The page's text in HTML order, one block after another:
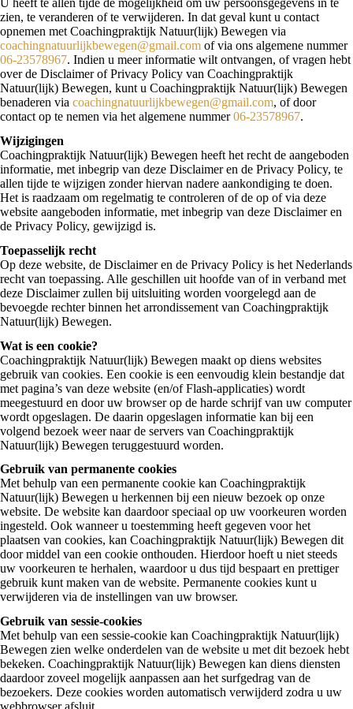
U heeft te allen tijde de mogelijkheid om uw persoonsgegevens in te
zien, te veranderen of te verwijderen. In dat geval kunt u contact
opnemen met Coachingpraktijk Natuur(lijk) Bewegen via
coachingnatuurlijkbewegen@gmail.com of via ons algemene nummer
06-23578967. Indien u meer informatie wilt ontvangen, of vragen hebt
over de Disclaimer of Privacy Policy van Coachingpraktijk
Natuur(lijk) Bewegen, kunt u Coachingpraktijk Natuur(lijk) Bewegen
benaderen via coachingnatuurlijkbewegen@gmail.com, of door
contact op te nemen via het algemene nummer06-23578967.
Wijzigingen
Coachingpraktijk Natuur(lijk) Bewegen heeft het recht de aangeboden
informatie, met inbegrip van deze Disclaimer en de Privacy Policy, te
allen tijde te wijzigen zonder hiervan nadere aankondiging te doen.
Het is raadzaam om regelmatig te controleren of de op of via deze
website aangeboden informatie, met inbegrip van deze Disclaimer en
de Privacy Policy, gewijzigd is.
Toepasselijk recht
Op deze website, de Disclaimer en de Privacy Policy is het Nederlands
recht van toepassing. Alle geschillen uit hoofde van of in verband met
deze Disclaimer zullen bij uitsluiting worden voorgelegd aan de
bevoegde rechter binnen het arrondissement van Coachingpraktijk
Natuur(lijk) Bewegen.
Wat is een cookie?
Coachingpraktijk Natuur(lijk) Bewegen maakt op diens websites
gebruik van cookies. Een cookie is een eenvoudig klein bestandje dat
met pagina’s van deze website (en/of Flash-applicaties) wordt
meegestuurd en door uw browser op de harde schrijf van uw computer
wordt opgeslagen. De daarin opgeslagen informatie kan bij een
volgend bezoek weer naar de servers van Coachingpraktijk
Natuur(lijk) Bewegen teruggestuurd worden.
Gebruik van permanente cookies
Met behulp van een permanente cookie kan Coachingpraktijk
Natuur(lijk) Bewegen u herkennen bij een nieuw bezoek op onze
website. De website kan daardoor speciaal op uw voorkeuren worden
ingesteld. Ook wanneer u toestemming heeft gegeven voor het
plaatsen van cookies, kan Coachingpraktijk Natuur(lijk) Bewegen dit
door middel van een cookie onthouden. Hierdoor hoeft u niet steeds
uw voorkeuren te herhalen, waardoor u dus tijd bespaart en prettiger
gebruik kunt maken van de website. Permanente cookies kunt u
verwijderen via de instellingen van uw browser.
Gebruik van sessie-cookies
Met behulp van een sessie-cookie kan Coachingpraktijk Natuur(lijk)
Bewegen zien welke onderdelen van de website u met dit bezoek hebt
bekeken. Coachingpraktijk Natuur(lijk) Bewegen kan diens diensten
daardoor zoveel mogelijk aanpassen aan het surfgedrag van de
bezoekers. Deze cookies worden automatisch verwijderd zodra u uw